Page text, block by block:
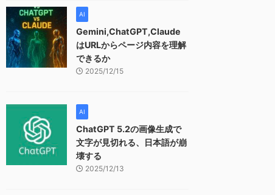
AI
Gemini,ChatGPT,Claude
はURLからページ内容を理解
できるか
2025/12/15
AI
ChatGPT 5.2の画像生成で
文字が見切れる、日本語が崩
壊する
2025/12/13